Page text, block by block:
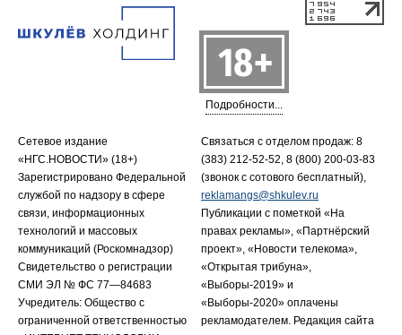
Подробности...
Сетевое издание
«НГС.НОВОСТИ» (18+)
Зарегистрировано Федеральной
службой по надзору в сфере
связи, информационных
технологий и массовых
коммуникаций (Роскомнадзор)
Свидетельство о регистрации
СМИ ЭЛ № ФС 77—84683
Учредитель: Общество с
ограниченной ответственностью
Связаться с отделом продаж: 8
(383) 212-52-52, 8 (800) 200-03-83
(звонок с сотового бесплатный),
reklamangs@shkulev.ru
Публикации с пометкой «На
правах рекламы», «Партнёрский
проект», «Новости телекома»,
«Открытая трибуна»,
«Выборы-2019» и
«Выборы-2020» оплачены
рекламодателем. Редакция сайта